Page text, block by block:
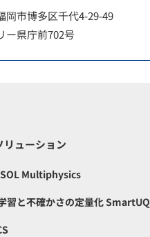
岡市博多区千代4-29-49
ー県庁前702号
リューション
Multiphysics
習と不確かさの定量化 SmartUQ